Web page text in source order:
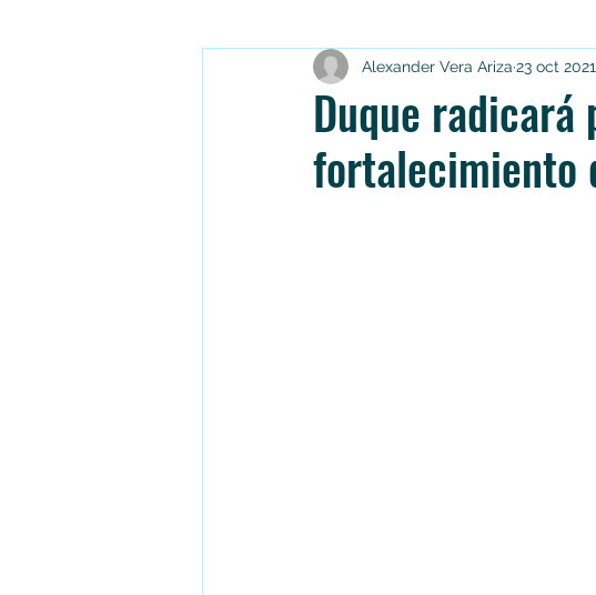
Las nuevas soachunidades Categoría
Duque
fortalecimiento
Alexander Vera Ariza 23 oct 2021